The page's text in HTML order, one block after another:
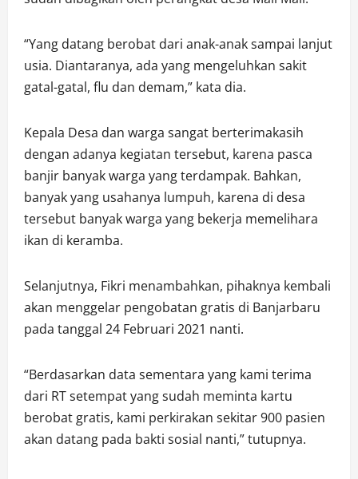
“Yang datang berobat dari anak-anak sampai lanjut
usia. Diantaranya, ada yang mengeluhkan sakit
gatal-gatal, flu dan demam,” kata dia.
Kepala Desa dan warga sangat berterimakasih
dengan adanya kegiatan tersebut, karena pasca
banjir banyak warga yang terdampak. Bahkan,
banyak yang usahanya lumpuh, karena di desa
tersebut banyak warga yang bekerja memelihara
ikan di keramba.
Selanjutnya, Fikri menambahkan, pihaknya kembali
akan menggelar pengobatan gratis di Banjarbaru
pada tanggal 24 Februari 2021 nanti.
“Berdasarkan data sementara yang kami terima
dari RT setempat yang sudah meminta kartu
berobat gratis, kami perkirakan sekitar 900 pasien
akan datang pada bakti sosial nanti,” tutupnya.